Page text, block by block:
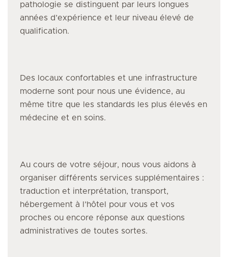
pathologie se distinguent par leurs longues
années d’expérience et leur niveau élevé de
qualification.
Des locaux confortables et une infrastructure
moderne sont pour nous une évidence, au
même titre que les standards les plus élevés en
médecine et en soins.
Au cours de votre séjour, nous vous aidons à
organiser différents services supplémentaires :
traduction et interprétation, transport,
hébergement à l’hôtel pour vous et vos
proches ou encore réponse aux questions
administratives de toutes sortes.